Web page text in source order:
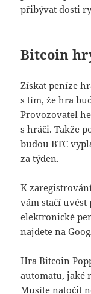
přibývat dosti
Bitcoin
Získat peníze
s tím, že hra
Provozovatel
s hráči. Takže
budou BTC
za týden.
K
vám stačí uvést
elektronické
najdete na
Hra Bitcoin
automatu, jaké
Musíte natočit